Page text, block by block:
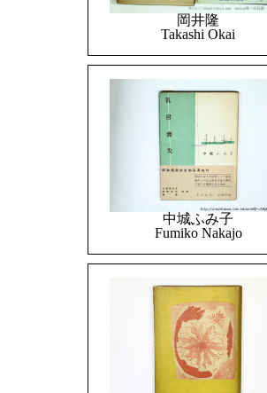
岡井隆
Takashi Okai
中城ふみ子
Fumiko Nakajo